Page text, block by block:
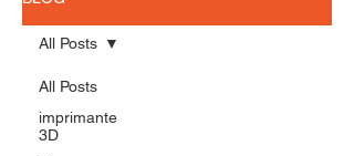
All Posts
imprimante
3D
All Posts